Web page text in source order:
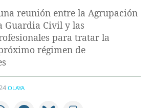
reunión entre la Agrupación
Guardia Civil y las
para tratar la
régimen de
OLAYA